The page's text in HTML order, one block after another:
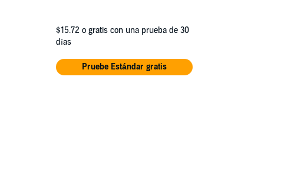
$15.72 o gratis con una prueba de 30
días
Pruebe Estándar gratis